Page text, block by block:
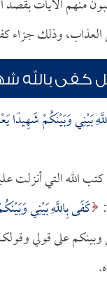
منهم الآيات بقصد
العذاب، وذلك
كفى بالله
بَيْنِي وَبَيْنَكُمْ شَهِيدًا
الله التي أنزلت
كَفَى بِاللَّهِ بَيْنِي
على قولي